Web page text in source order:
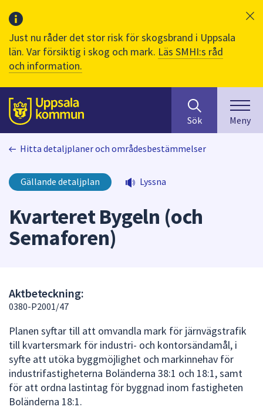
Just nu råder det stor risk för skogsbrand i Uppsala
län. Var försiktig i skog och mark. Läs SMHI:s råd
och information.
Till sidans
huvudinnehåll
efter
innehåll
på
webbplatsen.
skriva
i
Använd
piltangenterna
för
att
navigera
Sök Meny
Hitta detaljplaner och områdesbestämmelser
Gällande detaljplan Lyssna
Kvarteret Bygeln (och
Semaforen)
Aktbeteckning:
0380-P2001/47
Planen syftar till att omvandla mark för järnvägstrafik
till kvartersmark för industri- och kontorsändamål, i
syfte att utöka byggmöjlighet och markinnehav för
industrifastigheterna Boländerna 38:1 och 18:1, samt
för att ordna lastintag för byggnad inom fastigheten
Boländerna 18:1.